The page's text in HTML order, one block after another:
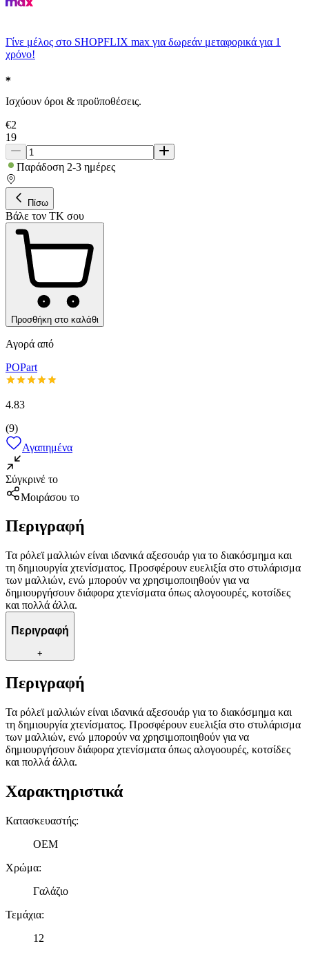
Γίνε μέλος στο SHOPFLIX max για δωρεάν μεταφορικά για 1
χρόνο!
Ισχύουν όροι & προϋποθέσεις.
€2
19
Παράδοση 2-3 ημέρες
Πίσω
Βάλε τον ΤΚ σου
Προσθήκη στο καλάθι
Αγορά από
POPart
4.83
(9)
Αγαπημένα
Σύγκρινέ το
Μοιράσου το
Περιγραφή
Τα ρόλεϊ μαλλιών είναι ιδανικά αξεσουάρ για το διακόσμημα και
τη δημιουργία χτενίσματος. Προσφέρουν ευελιξία στο στυλάρισμα
των μαλλιών, ενώ μπορούν να χρησιμοποιηθούν για να
δημιουργήσουν διάφορα χτενίσματα όπως αλογοουρές, κοτσίδες
και πολλά άλλα.
Περιγραφή
+
Περιγραφή
Τα ρόλεϊ μαλλιών είναι ιδανικά αξεσουάρ για το διακόσμημα και
τη δημιουργία χτενίσματος. Προσφέρουν ευελιξία στο στυλάρισμα
των μαλλιών, ενώ μπορούν να χρησιμοποιηθούν για να
δημιουργήσουν διάφορα χτενίσματα όπως αλογοουρές, κοτσίδες
και πολλά άλλα.
Χαρακτηριστικά
Κατασκευαστής:
OEM
Χρώμα:
Γαλάζιο
Τεμάχια:
12